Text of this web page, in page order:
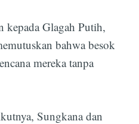
kepada Glagah Putih,
bahwa besok
mereka tanpa
Sungkana dan